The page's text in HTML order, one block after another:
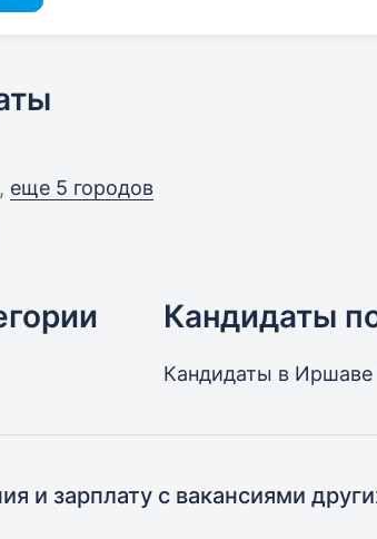
еще 5 городов
Кандидаты
Кандидаты в Иршаве
и зарплату с вакансиями